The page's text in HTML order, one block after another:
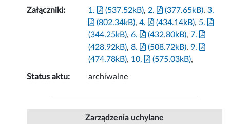
Załączniki: 1. (537.52kB), 2. (377.65kB),3.
(802.34kB),4. (434.14kB), 5.
(344.25kB),6. (432.80kB), 7.
(428.92kB),8. (508.72kB),9.
(474.78kB), 10. (575.03kB),
Status aktu: archiwalne
Zarządzenia uchylane